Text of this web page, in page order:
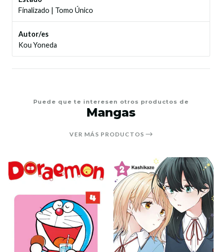
Finalizado | Tomo Único
Autor/es
Kou Yoneda
Puede que te interesen otros productos de
Mangas
VER MÁS PRODUCTOS